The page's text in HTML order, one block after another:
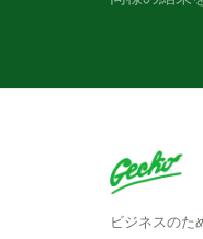
ビジネスのた